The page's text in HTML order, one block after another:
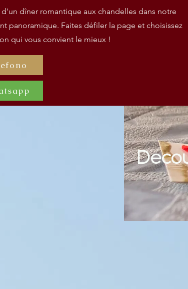
dîner romantique aux chandelles dans notre
panoramique. Faites défiler la page et choisissez
qui vous convient le mieux !